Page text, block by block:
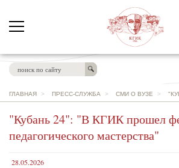
ГЛАВНАЯ > ПРЕСС-СЛУЖБА > СМИ О ВУЗЕ >
"Кубань 24": "В КГИК прошел
педагогического мастерства"
28.05.2026